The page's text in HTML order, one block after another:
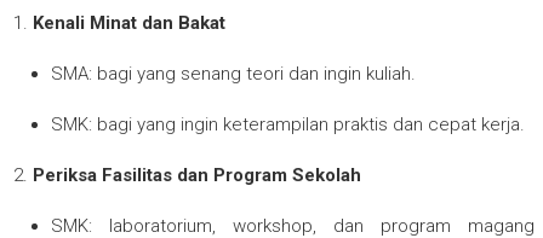
Kenali Minat dan Bakat
SMA: bagi yang senang teori dan ingin kuliah.
SMK: bagi yang ingin keterampilan praktis dan cepat kerja.
Periksa Fasilitas dan Program Sekolah
SMK: laboratorium, workshop, dan program magang